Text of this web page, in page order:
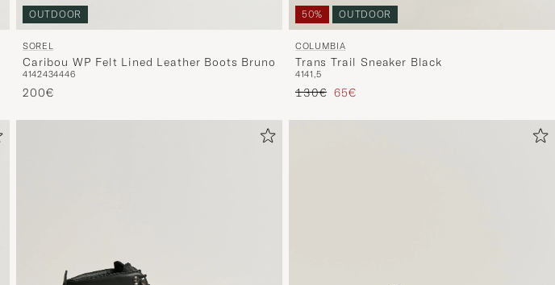
OUTDOOR
SOREL
Caribou WP Felt Lined Leather Boots Bruno
4142434446
200€
50% OUTDOOR
COLUMBIA
Trans Trail Sneaker Black
4141,5
Precio ordinario
130€ Precio reducido
65€